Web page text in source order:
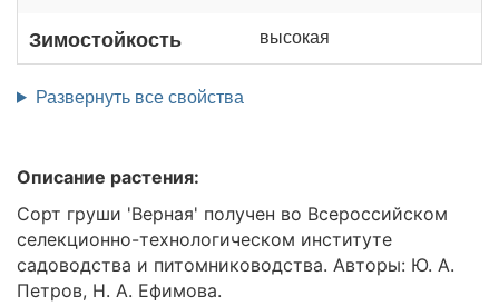
Зимостойкость высокая
Развернуть все свойства
Описание растения:
Сорт груши 'Верная' получен во Всероссийском
селекционно-технологическом институте
садоводства и питомниководства. Авторы: Ю. А.
Петров, Н. А. Ефимова.